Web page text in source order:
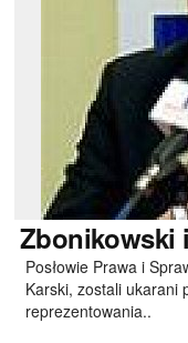
Zbonikowski
Posłowie Prawa i
Karski, zostali ukarani
reprezentowania..